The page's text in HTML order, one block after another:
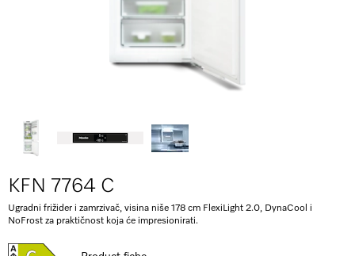
KFN 7764 C
Ugradni frižider i zamrzivač, visina niše 178 cm FlexiLight 2.0, DynaCool i
NoFrost za praktičnost koja će impresionirati.